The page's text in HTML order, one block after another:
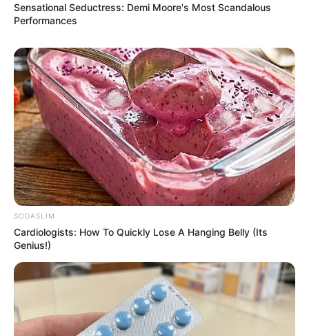
Sex Can Last 3 Hours Without Viagra, Try This
BOOSTARO
Remember Hensel Twins? Take A Deep Breath
Before You See Them Now
BUZZDAY
Sensational Seductress: Demi Moore's Most Scandalous
Performances
SODASLIM
Cardiologists: How To Quickly Lose A Hanging Belly (Its
Genius!)